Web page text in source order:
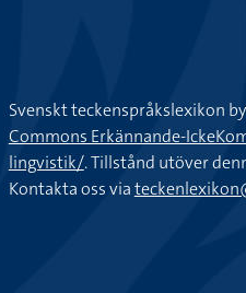
Svenskt teckenspråkslexikon by
Commons Erkännande-
lingvistik/. Tillstånd utöver
Kontakta oss via